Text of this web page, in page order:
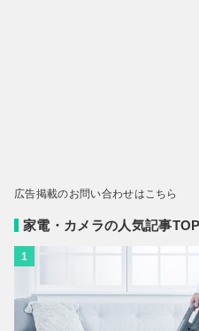
広告掲載のお問い合わせはこちら
家電・カメラの人気記事
1